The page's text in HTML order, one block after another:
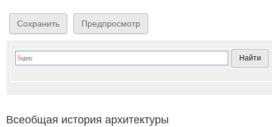
Всеобщая история архитектуры